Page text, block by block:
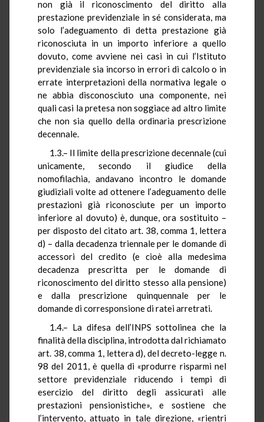
non già il riconoscimento del diritto alla
prestazione previdenziale in sé considerata, ma
solo l’adeguamento di detta prestazione già
riconosciuta in un importo inferiore a quello
dovuto, come avviene nei casi in cui l’Istituto
previdenziale sia incorso in errori di calcolo o in
errate interpretazioni della normativa legale o
ne abbia disconosciuto una componente, nei
quali casi la pretesa non soggiace ad altro limite
che non sia quello della ordinaria prescrizione
decennale.
1.3.– Il limite della prescrizione decennale (cui
unicamente, secondo il giudice della
nomofilachia, andavano incontro le domande
giudiziali volte ad ottenere l’adeguamento delle
prestazioni già riconosciute per un importo
inferiore al dovuto) è, dunque, ora sostituito –
per disposto del citato art. 38, comma 1, lettera
d) – dalla decadenza triennale per le domande di
accessori del credito (e cioè alla medesima
decadenza prescritta per le domande di
riconoscimento del diritto stesso alla pensione)
e dalla prescrizione quinquennale per le
domande di corresponsione di ratei arretrati.
1.4.– La difesa dell’INPS sottolinea che la
finalità della disciplina, introdotta dal richiamato
art. 38, comma 1, lettera d), del decreto-legge n.
98 del 2011, è quella di «produrre risparmi nel
settore previdenziale riducendo i tempi di
esercizio del diritto degli assicurati alle
prestazioni pensionistiche», e sostiene che
l’intervento, attuato in tale direzione, «rientri